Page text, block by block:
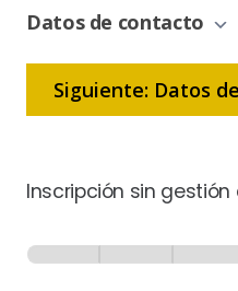
Datos de contacto
Siguiente: Datos
Inscripción sin
-